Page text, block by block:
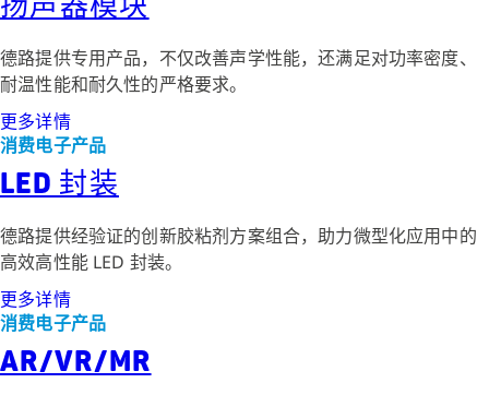
德路提供专用产品，不仅改善声学性能，还满足对功率密度、
耐温性能和耐久性的严格要求。
更多详情
消费电子产品
LED 封装
德路提供经验证的创新胶粘剂方案组合，助力微型化应用中的
高效高性能 LED 封装。
更多详情
消费电子产品
AR/VR/MR